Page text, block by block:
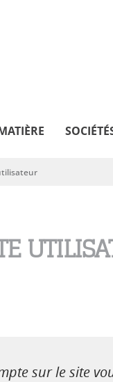
sur le site